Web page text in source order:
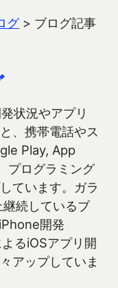
グ> ブログ記事
状況やアプリ
、携帯電話やス
Play, App
プログラミング
ています。ガラ
続しているブ
開発
るiOSアプリ開
アップしていま